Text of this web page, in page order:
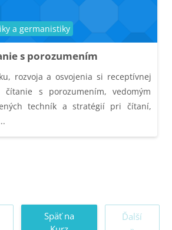
s porozumením
a germanistiky
rozvoja a osvojenia si receptívnej
čítanie s porozumením, vedomým
techník a stratégií pri čítaní,
Späť na
Ďalší